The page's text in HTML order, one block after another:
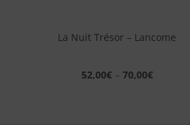
La Nuit Trésor – Lancome
52,00€– 70,00€